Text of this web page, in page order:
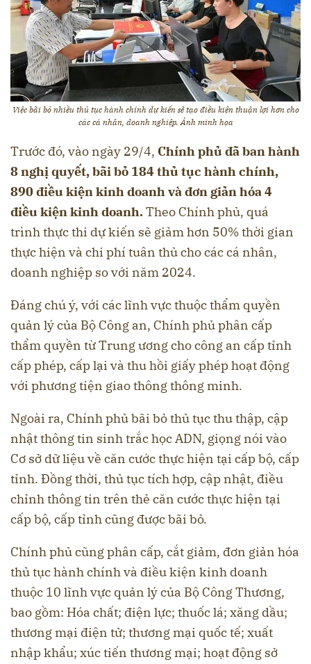
Việc bãi bỏ nhiều thủ tục hành chính dự kiến sẽ tạo điều kiện thuận lợi hơn cho
các cá nhân, doanh nghiệp. Ảnh minh họa
Trước đó, vào ngày 29/4, Chính phủ đã ban hành
8 nghị quyết, bãi bỏ 184 thủ tục hành chính,
890 điều kiện kinh doanh vàđơn giản hóa 4
điều kiện kinh doanh.Theo Chính phủ, quá
trình thực thi dự kiến sẽ giảm hơn 50% thời gian
thực hiện và chi phí tuân thủ cho các cá nhân,
doanh nghiệp so với năm 2024.
Đáng chú ý, với các lĩnh vực thuộc thẩm quyền
quản lý của Bộ Công an, Chính phủ phân cấp
thẩm quyền từ Trung ương cho công an cấp tỉnh
cấp phép, cấp lại và thu hồi giấy phép hoạt động
với phương tiện giao thông thông minh.
Ngoài ra, Chính phủ bãi bỏ thủ tục thu thập, cập
nhật thông tin sinh trắc học ADN, giọng nói vào
Cơ sở dữ liệu về căn cước thực hiện tại cấp bộ, cấp
tỉnh. Đồng thời, thủ tục tích hợp, cập nhật, điều
chỉnh thông tin trên thẻ căn cước thực hiện tại
cấp bộ, cấp tỉnh cũng được bãi bỏ.
Chính phủ cũng phân cấp, cắt giảm, đơn giản hóa
thủ tục hành chính và điều kiện kinh doanh
thuộc 10 lĩnh vực quản lý của Bộ Công Thương,
bao gồm: Hóa chất; điện lực; thuốc lá; xăng dầu;
thương mại điện tử; thương mại quốc tế; xuất
nhập khẩu; xúc tiến thương mại; hoạt động sở